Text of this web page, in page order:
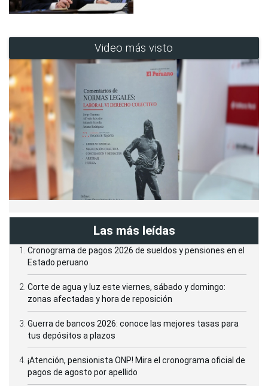
Video más visto
Las más leídas
Cronograma de pagos 2026 de sueldos y pensiones en el
Estado peruano
Corte de agua y luz este viernes, sábado y domingo:
zonas afectadas y hora de reposición
Guerra de bancos 2026: conoce las mejores tasas para
tus depósitos a plazos
¡Atención, pensionista ONP! Mira el cronograma oficial de
pagos de agosto por apellido